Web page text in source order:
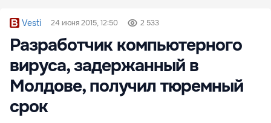
Vesti 24 июня 2015, 12:50 2 533
Разработчик компьютерного
вируса, задержанный в
Молдове, получил тюремный
срок